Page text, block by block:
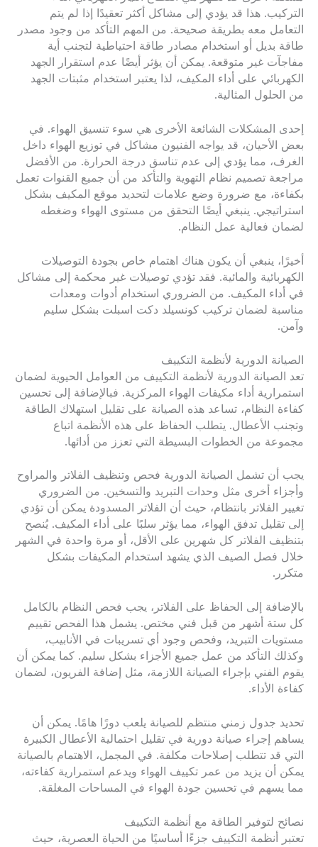
التركيب. هذا قد يؤدي إلى مشاكل أكثر تعقيدًا إذا لم يتم
التعامل معه بطريقة صحيحة. من المهم التأكد من وجود مصدر
طاقة بديل أو استخدام مصادر طاقة احتياطية لتجنب أية
مفاجآت غير متوقعة. يمكن أن يؤثر أيضًا عدم استقرار الجهد
الكهربائي على أداء المكيف، لذا يعتبر استخدام مثبتات الجهد
من الحلول المثالية.
إحدى المشكلات الشائعة الأخرى هي سوء تنسيق الهواء. في
بعض الأحيان، قد يواجه الفنيون مشاكل في توزيع الهواء داخل
الغرف، مما يؤدي إلى عدم تناسق درجة الحرارة. من الأفضل
مراجعة تصميم نظام التهوية والتأكد من أن جميع القنوات تعمل
بكفاءة، مع ضرورة وضع علامات لتحديد موقع المكيف بشكل
استراتيجي. ينبغي أيضًا التحقق من مستوى الهواء وضغطه
لضمان فعالية عمل النظام.
أخيرًا، ينبغي أن يكون هناك اهتمام خاص بجودة التوصيلات
الكهربائية والمائية. فقد تؤدي توصيلات غير محكمة إلى مشاكل
في أداء المكيف. من الضروري استخدام أدوات ومعدات
مناسبة لضمان تركيب كونسيلد دكت اسبلت بشكل سليم
وآمن.
الصيانة الدورية لأنظمة التكييف
تعد الصيانة الدورية لأنظمة التكييف من العوامل الحيوية لضمان
استمرارية أداء مكيفات الهواء المركزية. فبالإضافة إلى تحسين
كفاءة النظام، تساعد هذه الصيانة على تقليل استهلاك الطاقة
وتجنب الأعطال. يتطلب الحفاظ على هذه الأنظمة اتباع
مجموعة من الخطوات البسيطة التي تعزز من أدائها.
يجب أن تشمل الصيانة الدورية فحص وتنظيف الفلاتر والمراوح
وأجزاء أخرى مثل وحدات التبريد والتسخين. من الضروري
تغيير الفلاتر بانتظام، حيث أن الفلاتر المسدودة يمكن أن تؤدي
إلى تقليل تدفق الهواء، مما يؤثر سلبًا على أداء المكيف. يُنصح
بتنظيف الفلاتر كل شهرين على الأقل، أو مرة واحدة في الشهر
خلال فصل الصيف الذي يشهد استخدام المكيفات بشكل
متكرر.
بالإضافة إلى الحفاظ على الفلاتر، يجب فحص النظام بالكامل
كل ستة أشهر من قبل فني مختص. يشمل هذا الفحص تقييم
مستويات التبريد، وفحص وجود أي تسريبات في الأنابيب،
وكذلك التأكد من عمل جميع الأجزاء بشكل سليم. كما يمكن أن
يقوم الفني بإجراء الصيانة اللازمة، مثل إضافة الفريون، لضمان
كفاءة الأداء.
تحديد جدول زمني منتظم للصيانة يلعب دورًا هامًا. يمكن أن
يساهم إجراء صيانة دورية في تقليل احتمالية الأعطال الكبيرة
التي قد تتطلب إصلاحات مكلفة. في المجمل، الاهتمام بالصيانة
يمكن أن يزيد من عمر تكييف الهواء ويدعم استمرارية كفاءته،
مما يسهم في تحسين جودة الهواء في المساحات المغلقة.
نصائح لتوفير الطاقة مع أنظمة التكييف
تعتبر أنظمة التكييف جزءًا أساسيًا من الحياة العصرية، حيث